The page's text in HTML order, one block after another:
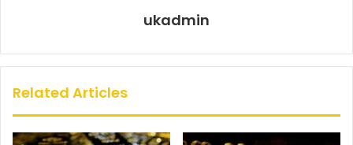
ukadmin
Related Articles